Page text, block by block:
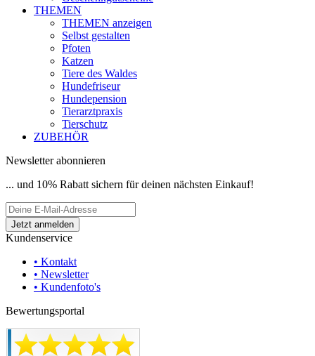
THEMEN
THEMEN anzeigen
Selbst gestalten
Pfoten
Katzen
Tiere des Waldes
Hundefriseur
Hundepension
Tierarztpraxis
Tierschutz
ZUBEHÖR
Newsletter abonnieren
... und 10% Rabatt sichern für deinen nächsten Einkauf!
Kundenservice
• Kontakt
• Newsletter
• Kundenfoto's
Bewertungsportal